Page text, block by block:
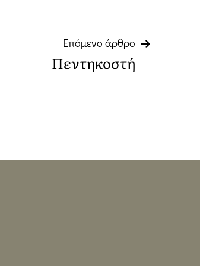
Επόμενο άρθρο
Πεντηκοστή